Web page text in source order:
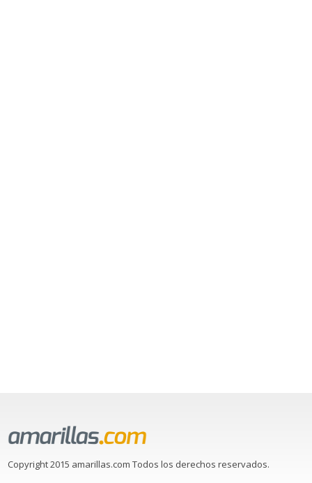
Copyright 2015 amarillas.com Todos los derechos reservados.